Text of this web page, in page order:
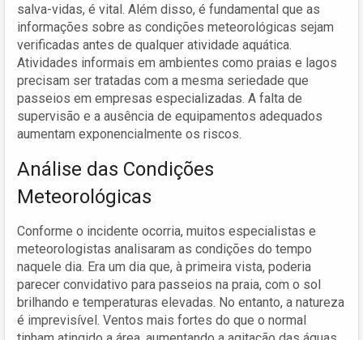
salva-vidas, é vital. Além disso, é fundamental que as
informações sobre as condições meteorológicas sejam
verificadas antes de qualquer atividade aquática.
Atividades informais em ambientes como praias e lagos
precisam ser tratadas com a mesma seriedade que
passeios em empresas especializadas. A falta de
supervisão e a ausência de equipamentos adequados
aumentam exponencialmente os riscos.
Análise das Condições
Meteorológicas
Conforme o incidente ocorria, muitos especialistas e
meteorologistas analisaram as condições do tempo
naquele dia. Era um dia que, à primeira vista, poderia
parecer convidativo para passeios na praia, com o sol
brilhando e temperaturas elevadas. No entanto, a natureza
é imprevisível. Ventos mais fortes do que o normal